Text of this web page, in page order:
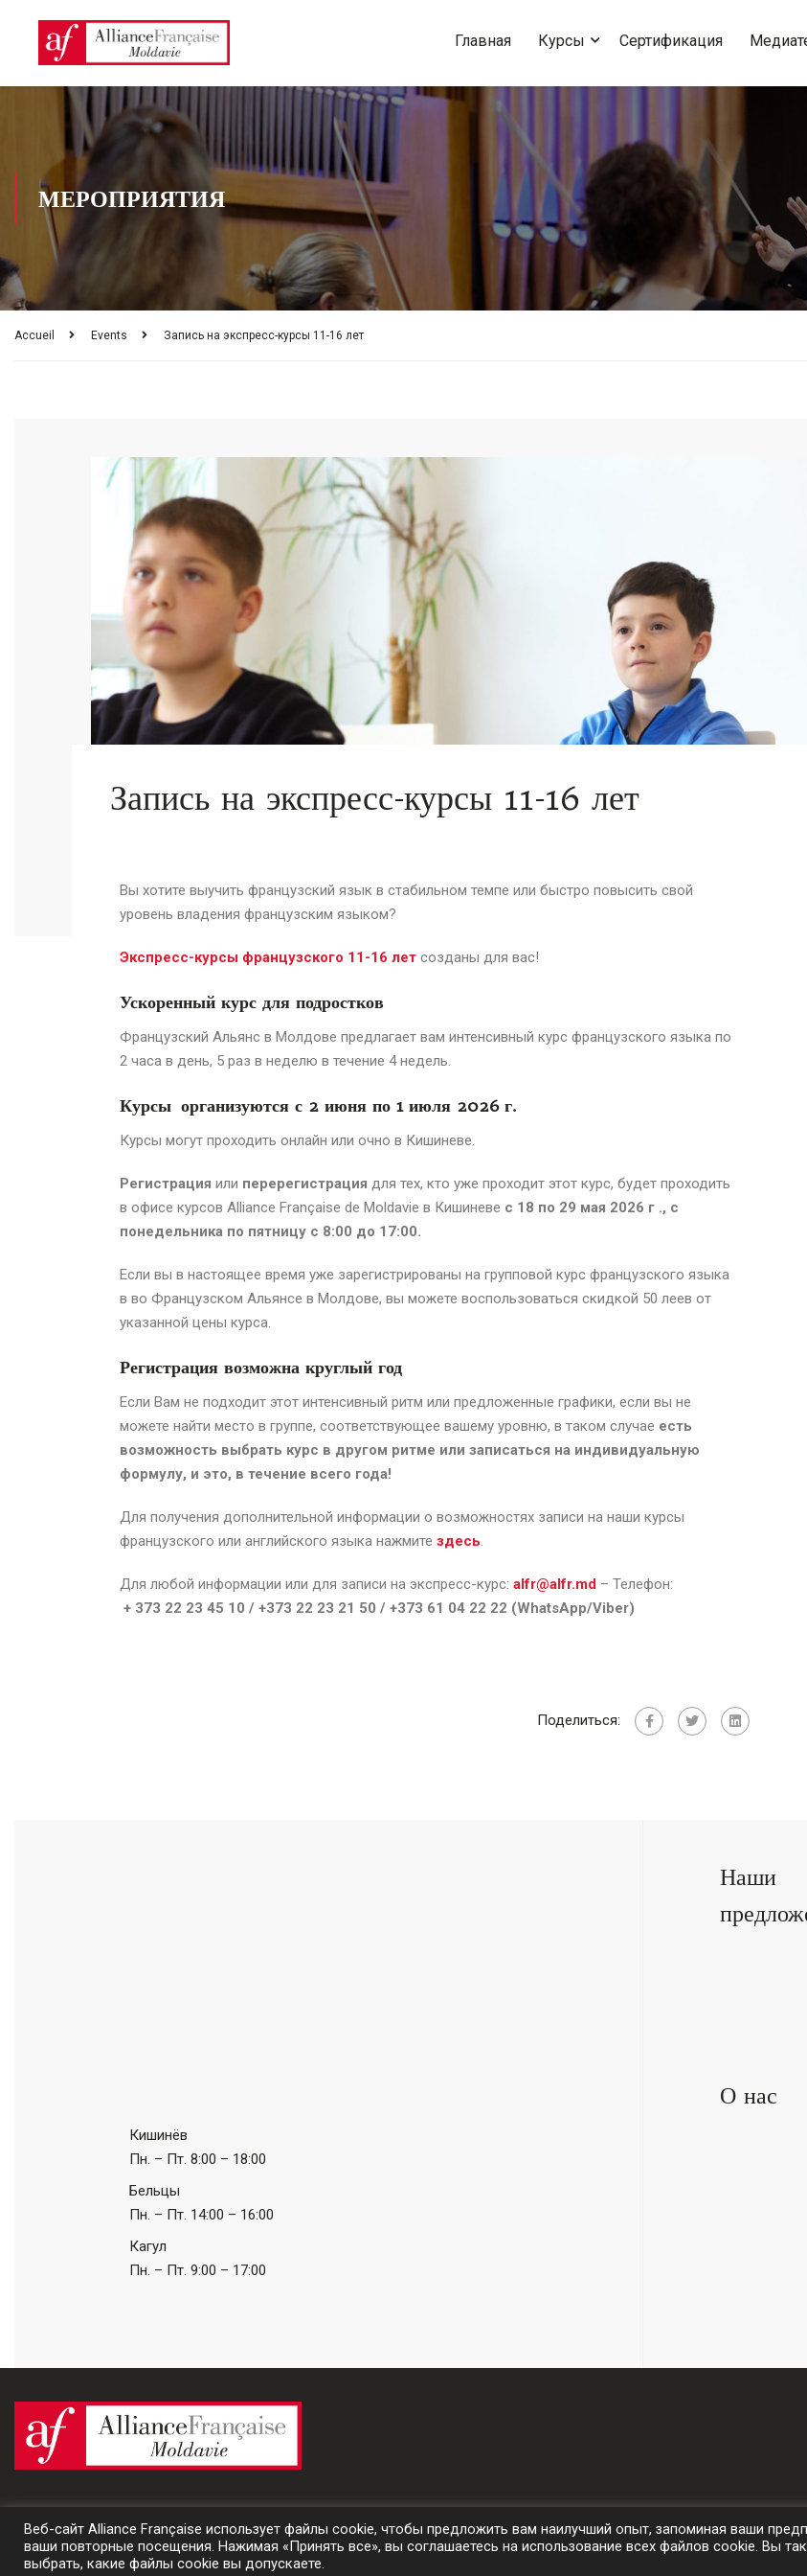
Главная Курсы Сертификация
МЕРОПРИЯТИЯ
Accueil Events Запись на экспресс-курсы 11-16 лет
Запись на экспресс-курсы 11-16 лет
Вы хотите выучить французский язык в стабильном темпе или быстро повысить свой
уровень владения французским языком?
Экспресс-курсы французского 11-16 лет созданы для вас!
Ускоренный курс для подростков
Французский Альянс в Молдове предлагает вам интенсивный курс французского языка по
2 часа в день, 5 раз в неделю в течение 4 недель.
Курсы организуются с 2 июня по 1 июля 2026 г.
Курсы могут проходить онлайн или очно в Кишиневе.
Регистрация или перерегистрация для тех, кто уже проходит этот курс, будет проходить
в офисе курсов Alliance Française de Moldavie в Кишиневе с 18 по 29 мая 2026 г ., с
понедельника по пятницу с 8:00 до 17:00.
Если вы в настоящее время уже зарегистрированы на групповой курс французского языка
в во Французском Альянсе в Молдове, вы можете воспользоваться скидкой 50 леев от
указанной цены курса.
Регистрация возможна круглый год
Если Вам не подходит этот интенсивный ритм или предложенные графики, если вы не
можете найти место в группе, соответствующее вашему уровню, в таком случае есть
возможность выбрать курс в другом ритме или записаться на индивидуальную
формулу, и это, в течение всего года!
Для получения дополнительной информации о возможностях записи на наши курсы
французского или английского языка нажмите здесь.
Для любой информации или для записи на экспресс-курс: alfr@alfr.md – Телефон:
+ 373 22 23 45 10 / +373 22 23 21 50 / +373 61 04 22 22 (WhatsApp/Viber)
Поделиться:
Кишинёв
Пн. – Пт. 8:00 – 18:00
Бельцы
Пн. – Пт. 14:00 – 16:00
Кагул
Пн. – Пт. 9:00 – 17:00
Наши
О нас
© 2024 Alliance Française de Moldavie | un sitePrestaweb
Веб-сайт Alliance Française использует файлы cookie, чтобы предложить вам наилучший опыт, запоминая ваши
ваши повторные посещения. Нажимая «Принять все», вы соглашаетесь на использование всех файлов cookie. Вы
выбрать, какие файлы cookie вы допускаете.